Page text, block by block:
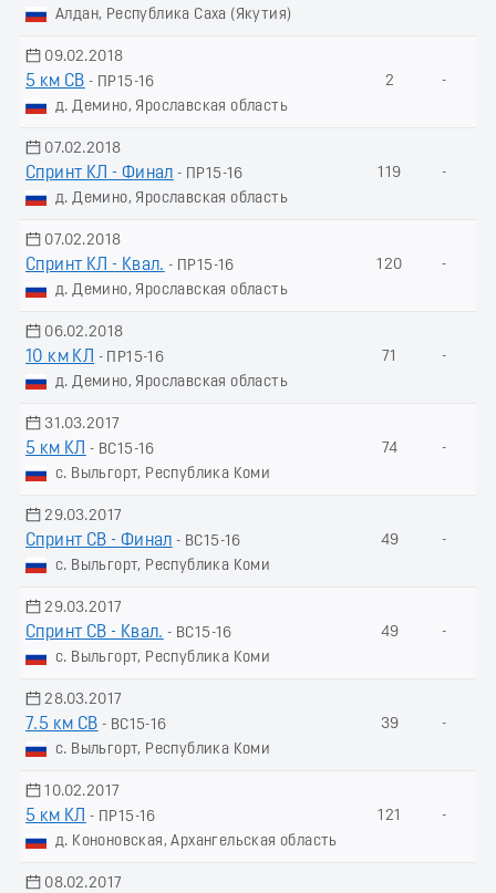
Алдан, Республика Саха (Якутия)
09.02.2018
5 км СВ - ПР15-16
д. Демино, Ярославская область
2 -
07.02.2018
Спринт КЛ - Финал - ПР15-16
д. Демино, Ярославская область
119 -
07.02.2018
Спринт КЛ - Квал. - ПР15-16
д. Демино, Ярославская область
120 -
06.02.2018
10 км КЛ
- ПР15-16
д. Демино, Ярославская область
71 -
31.03.2017
5 км КЛ
- ВС15-16
с. Выльгорт, Республика Коми
74 -
29.03.2017
Спринт СВ - Финал - ВС15-16
с. Выльгорт, Республика Коми
49 -
29.03.2017
Спринт СВ - Квал. - ВС15-16
с. Выльгорт, Республика Коми
49 -
28.03.2017
7.5 км СВ - ВС15-16
с. Выльгорт, Республика Коми
39 -
10.02.2017
5 км КЛ
- ПР15-16
д. Кононовская, Архангельская область
121 -
08.02.2017